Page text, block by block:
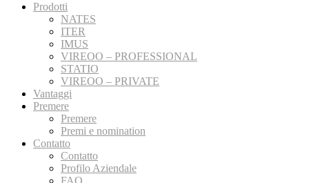
Prodotti
NATES
ITER
IMUS
VIREOO – PROFESSIONAL
STATIO
VIREOO – PRIVATE
Vantaggi
Premere
Premere
Premi e nomination
Contatto
Contatto
Profilo Aziendale
FAQ